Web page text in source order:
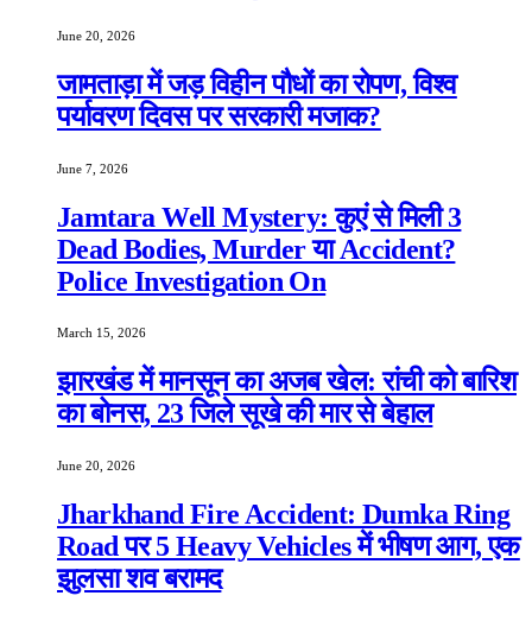
June 20, 2026
जामताड़ा में जड़ विहीन पौधों का रोपण, विश्व
पर्यावरण दिवस पर सरकारी मजाक?
June 7, 2026
Jamtara Well Mystery: कुएं से मिली 3
Dead Bodies, Murder या Accident?
Police Investigation On
March 15, 2026
झारखंड में मानसून का अजब खेल: रांची को बारिश
का बोनस, 23 जिले सूखे की मार से बेहाल
June 20, 2026
Jharkhand Fire Accident: Dumka Ring
Road पर 5 Heavy Vehicles में भीषण आग, एक
झुलसा शव बरामद